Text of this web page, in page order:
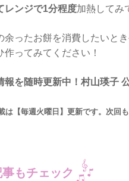
レンジで1分程度加熱してみ
余ったお餅を消費したいと
作ってみてください！
を随時更新中！村山瑛子
【毎週火曜日】更新です。次回も
もチェック